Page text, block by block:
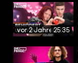
vor 2 Jahren25:35